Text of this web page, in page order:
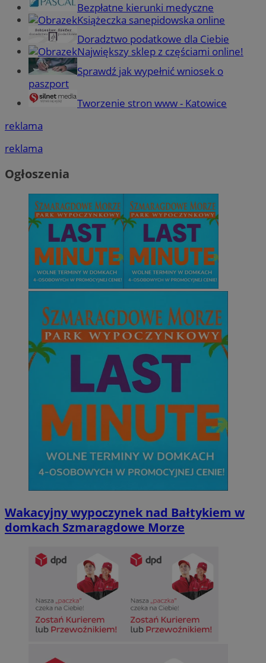
Bezpłatne kierunki medyczne
Książeczka sanepidowska online
Doradztwo podatkowe dla Ciebie
Największy sklep z częściami online!
Sprawdź jak wypełnić wniosek o
paszport
Tworzenie stron www - Katowice
reklama
reklama
Ogłoszenia
Wakacyjny wypoczynek nad Bałtykiem w
domkach Szmaragdowe Morze